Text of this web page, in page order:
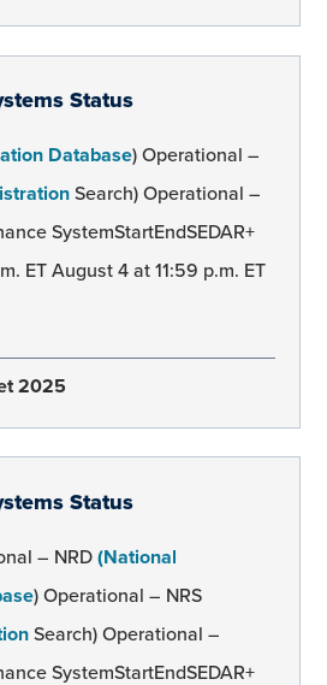
Status
Database) Operational –
Search) Operational –
SystemStartEndSEDAR+
ET August 4 at 11:59 p.m. ET
2025
Status
– NRD(National
) Operational – NRS
Search) Operational –
SystemStartEndSEDAR+